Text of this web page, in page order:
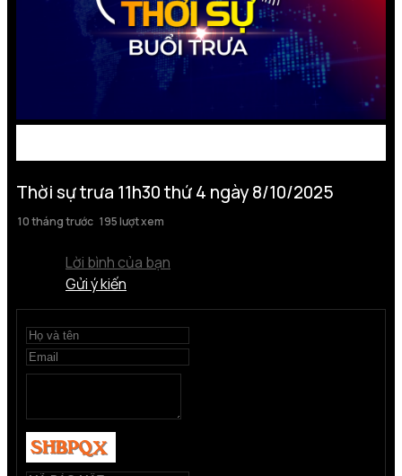
Thời sự trưa 11h30 thứ 4 ngày 8/10/2025
10 tháng trước 195 lượt xem
Lời bình của bạn
Gửi ý kiến